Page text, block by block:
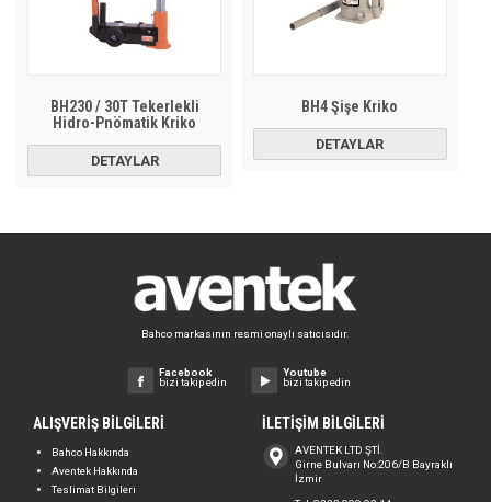
BH230 / 30T Tekerlekli
Hidro-Pnömatik Kriko
DETAYLAR
BH4 Şişe Kriko
DETAYLAR
Bahco markasının resmi onaylı satıcısıdır.
Facebook
bizi takip edin
Youtube
bizi takip edin
ALIŞVERİŞ BİLGİLERİ
Bahco Hakkında
Aventek Hakkında
Teslimat Bilgileri
İLETİŞİM BİLGİLERİ
AVENTEK LTD ŞTİ.
Girne Bulvarı No:206/B Bayraklı
İzmir